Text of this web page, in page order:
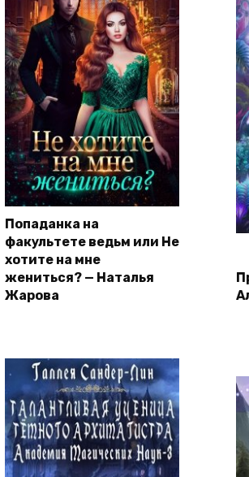
Попаданка на
факультете ведьм или Не
хотите на мне
жениться? — Наталья
Жарова